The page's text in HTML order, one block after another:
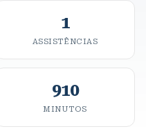
1
ASSISTÊNCIAS
910
MINUTOS